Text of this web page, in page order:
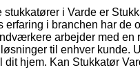
stukkatører i Varde er
erfaring i branchen har
arbejder med
til enhver kunde.
dit hjem. Kan Stukkatør